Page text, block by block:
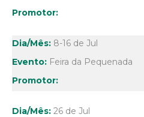
8-16 de Jul
Feira da Pequenada
26 de Jul